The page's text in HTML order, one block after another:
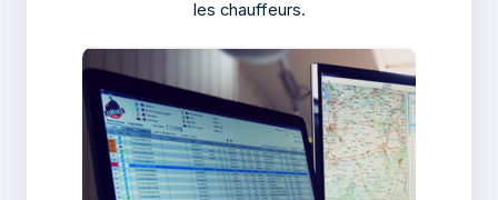
les chauffeurs.